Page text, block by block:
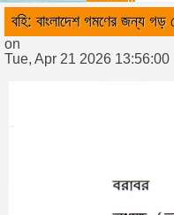
বহি: বাংলাদেশ গমণের জন্য গড়
on
Tue, Apr 21 2026 13:56:00